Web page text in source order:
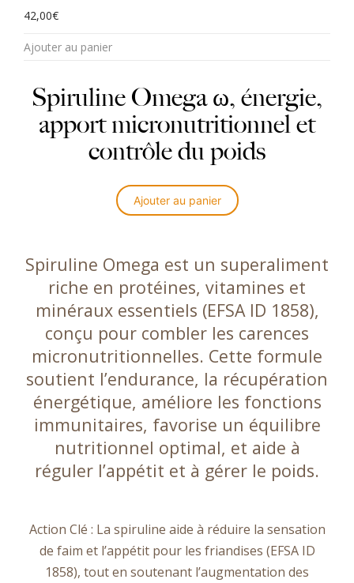
Note5.00
42,00€
Ajouter au panier
Spiruline Omega ω, énergie,
apport micronutritionnel et
contrôle du poids
Ajouter au panier
Spiruline Omega est un superaliment
riche en protéines, vitamines et
minéraux essentiels (EFSA ID 1858),
conçu pour combler les carences
micronutritionnelles. Cette formule
soutient l’endurance, la récupération
énergétique, améliore les fonctions
immunitaires, favorise un équilibre
nutritionnel optimal, et aide à
réguler l’appétit et à gérer le poids.
Action Clé : La spiruline aide à réduire la sensation
de faim et l’appétit pour les friandises (EFSA ID
1858), tout en soutenant l’augmentation des